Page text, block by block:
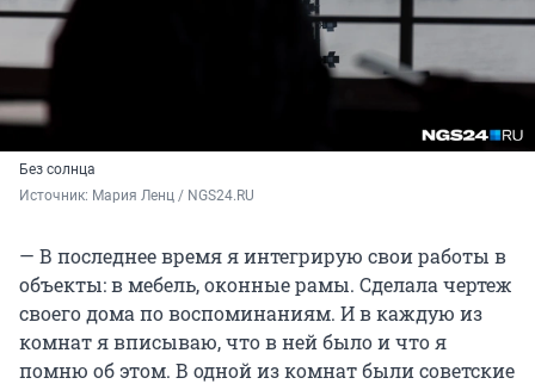
Без солнца
Источник: Мария Ленц / NGS24.RU
— В последнее время я интегрирую свои работы в
объекты: в мебель, оконные рамы. Сделала чертеж
своего дома по воспоминаниям. И в каждую из
комнат я вписываю, что в ней было и что я
помню об этом. В одной из комнат были советские